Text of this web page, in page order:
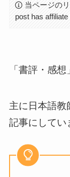
当ページの
post has affiliate
「書評・感
主に日本語教
記事にしてい